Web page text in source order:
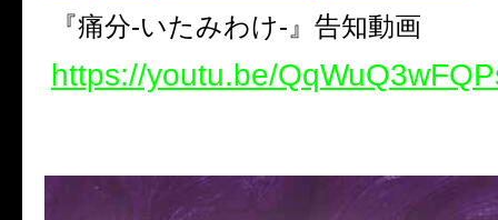
『痛分-いたみわけ-』告知動画
https://youtu.be/